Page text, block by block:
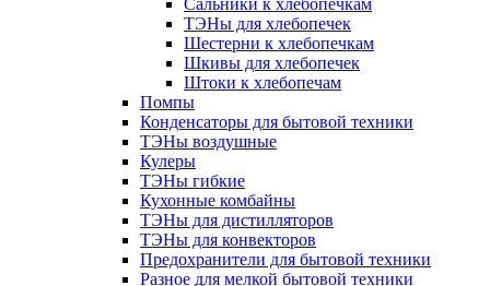
Сальники к хлебопечкам
ТЭНы для хлебопечек
Шестерни к хлебопечкам
Шкивы для хлебопечек
Штоки к хлебопечам
Помпы
Конденсаторы для бытовой техники
ТЭНы воздушные
Кулеры
ТЭНы гибкие
Кухонные комбайны
ТЭНы для дистилляторов
ТЭНы для конвекторов
Предохранители для бытовой техники
Разное для мелкой бытовой техники